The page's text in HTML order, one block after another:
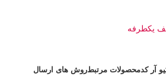
یکطرفه
آر کدمحصولات مرتبطروش های ارسال